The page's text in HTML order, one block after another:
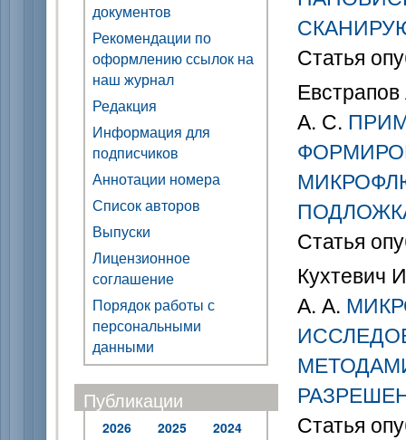
документов
Рекомендации по
оформлению ссылок на
наш журнал
Редакция
Информация для
подписчиков
Аннотации номера
Список авторов
Выпуски
Лицензионное
соглашение
Порядок работы с
персональными
данными
Публикации
2026 2025
2024
Статья
А. С.
Статья
Кухтевич
А. А.
Статья